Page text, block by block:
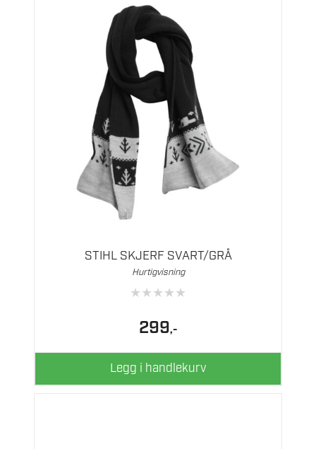
STIHL SKJERF SVART/GRÅ
Hurtigvisning
★★★★★
299,-
Legg i handlekurv